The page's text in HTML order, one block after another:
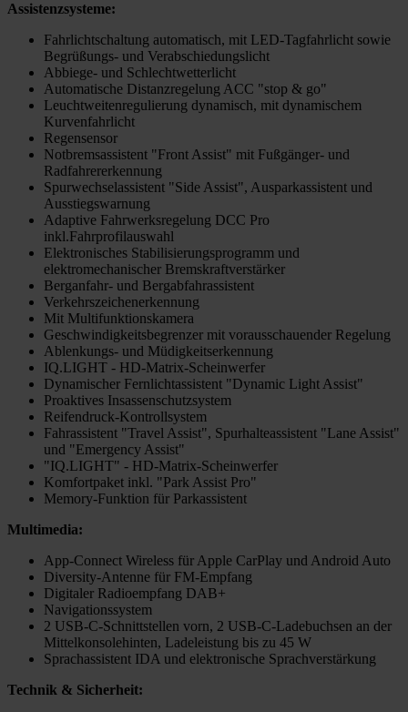
Assistenzsysteme:
Fahrlichtschaltung automatisch, mit LED-Tagfahrlicht sowie
Begrüßungs- und Verabschiedungslicht
Abbiege- und Schlechtwetterlicht
Automatische Distanzregelung ACC "stop & go"
Leuchtweitenregulierung dynamisch, mit dynamischem
Kurvenfahrlicht
Regensensor
Notbremsassistent "Front Assist" mit Fußgänger- und
Radfahrererkennung
Spurwechselassistent "Side Assist", Ausparkassistent und
Ausstiegswarnung
Adaptive Fahrwerksregelung DCC Pro
inkl.Fahrprofilauswahl
Elektronisches Stabilisierungsprogramm und
elektromechanischer Bremskraftverstärker
Berganfahr- und Bergabfahrassistent
Verkehrszeichenerkennung
Mit Multifunktionskamera
Geschwindigkeitsbegrenzer mit vorausschauender Regelung
Ablenkungs- und Müdigkeitserkennung
IQ.LIGHT - HD-Matrix-Scheinwerfer
Dynamischer Fernlichtassistent "Dynamic Light Assist"
Proaktives Insassenschutzsystem
Reifendruck-Kontrollsystem
Fahrassistent "Travel Assist", Spurhalteassistent "Lane Assist"
und "Emergency Assist"
"IQ.LIGHT" - HD-Matrix-Scheinwerfer
Komfortpaket inkl. "Park Assist Pro"
Memory-Funktion für Parkassistent
Multimedia:
App-Connect Wireless für Apple CarPlay und Android Auto
Diversity-Antenne für FM-Empfang
Digitaler Radioempfang DAB+
Navigationssystem
2 USB-C-Schnittstellen vorn, 2 USB-C-Ladebuchsen an der
Mittelkonsolehinten, Ladeleistung bis zu 45 W
Sprachassistent IDA und elektronische Sprachverstärkung
Technik & Sicherheit: